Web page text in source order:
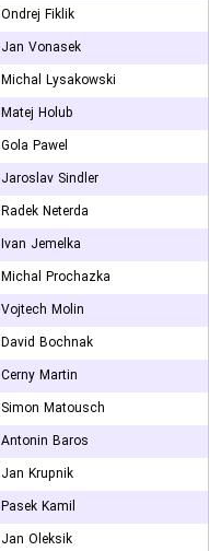
Ondrej Fiklik
Jan Vonasek
Michal Lysakowski
Matej Holub
Gola Pawel
Jaroslav Sindler
Radek Neterda
Ivan Jemelka
Michal Prochazka
Vojtech Molin
David Bochnak
Cerny Martin
Simon Matousch
Antonin Baros
Jan Krupnik
Pasek Kamil
Jan Oleksik